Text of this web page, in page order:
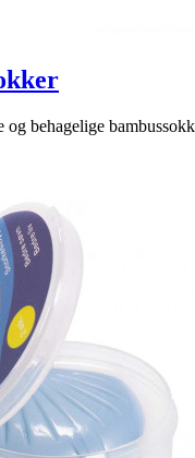
og behagelige